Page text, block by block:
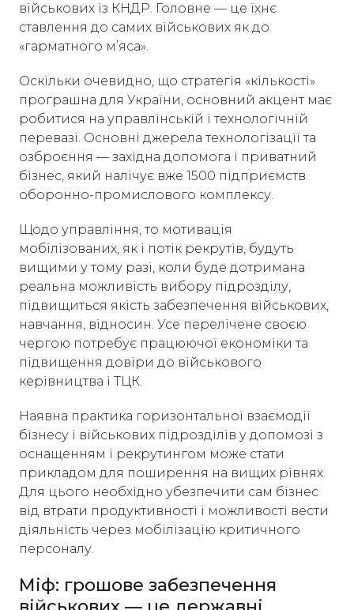
військових із КНДР. Головне — це їхнє
ставлення до самих військових як до
«гарматного м’яса».
Оскільки очевидно, що стратегія «кількості»
програшна для України, основний акцент має
робитися на управлінській і технологічній
перевазі. Основні джерела технологізації та
озброєння — західна допомога і приватний
бізнес, який налічує вже 1500 підприємств
оборонно-промислового комплексу.
Щодо управління, то мотивація
мобілізованих, як і потік рекрутів, будуть
вищими у тому разі, коли буде дотримана
реальна можливість вибору підрозділу,
підвищиться якість забезпечення військових,
навчання, відносин. Усе перелічене своєю
чергою потребує працюючої економіки та
підвищення довіри до військового
керівництва і ТЦК.
Наявна практика горизонтальної взаємодії
бізнесу і військових підрозділів у допомозі з
оснащенням і рекрутингом може стати
прикладом для поширення на вищих рівнях.
Для цього необхідно убезпечити сам бізнес
від втрати продуктивності і можливості вести
діяльність через мобілізацію критичного
персоналу.
Міф: грошове забезпечення